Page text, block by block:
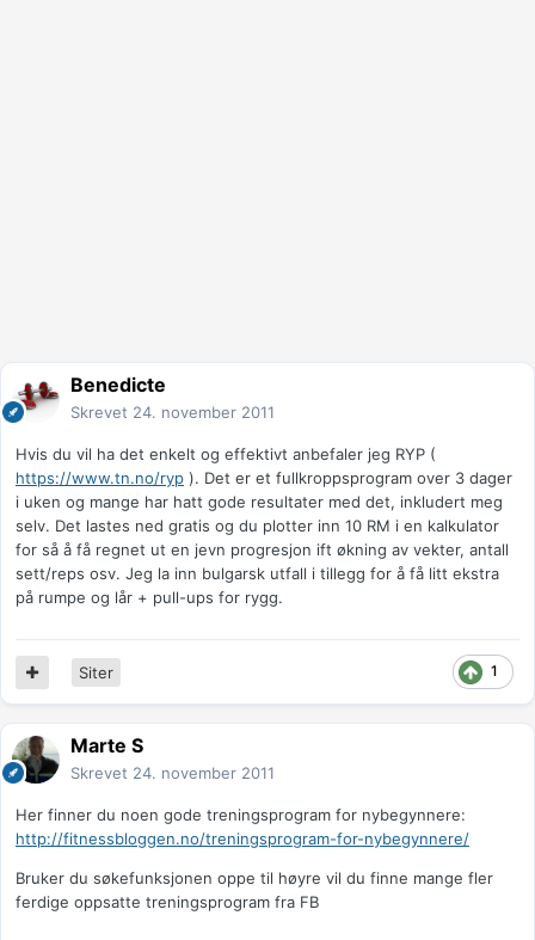
Benedicte
Skrevet 24. november 2011
Hvis du vil ha det enkelt og effektivt anbefaler jeg RYP (
https://www.tn.no/ryp ). Det er et fullkroppsprogram over 3 dager
i uken og mange har hatt gode resultater med det, inkludert meg
selv. Det lastes ned gratis og du plotter inn 10 RM i en kalkulator
for så å få regnet ut en jevn progresjon ift økning av vekter, antall
sett/reps osv. Jeg la inn bulgarsk utfall i tillegg for å få litt ekstra
på rumpe og lår + pull-ups for rygg.
1
Siter
Marte S
Skrevet 24. november 2011
Her finner du noen gode treningsprogram for nybegynnere:
http://fitnessbloggen.no/treningsprogram-for-nybegynnere/
Bruker du søkefunksjonen oppe til høyre vil du finne mange fler
ferdige oppsatte treningsprogram fra FB